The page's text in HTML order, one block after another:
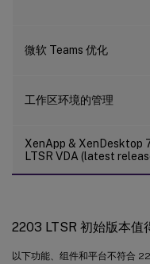
微软 Teams 优化
工作区环境的管理
XenApp & XenDesktop
LTSR VDA (latest
2203 LTSR 初始版本值
以下功能、组件和平台不符合